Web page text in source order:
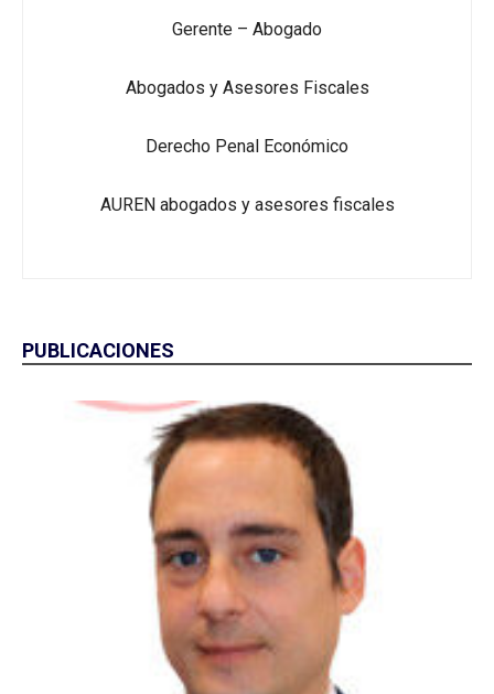
Gerente – Abogado
Abogados y Asesores Fiscales
Derecho Penal Económico
AUREN abogados y asesores fiscales
PUBLICACIONES